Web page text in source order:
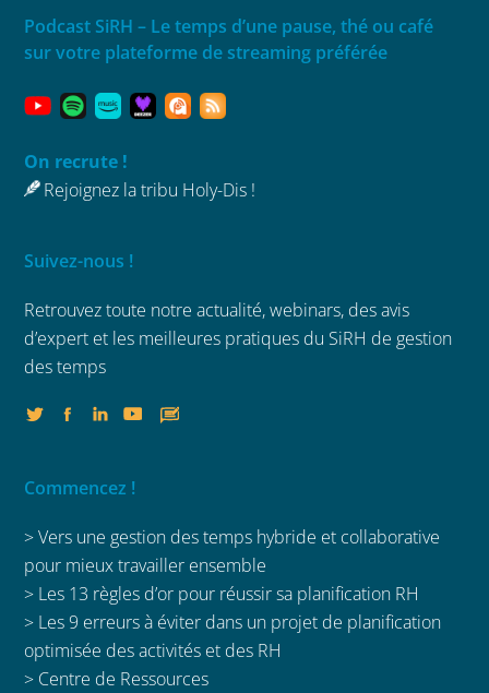
Podcast SiRH – Le temps d’une pause, thé ou café
sur votre plateforme de streaming préférée
On recrute !
Rejoignez la tribu Holy-Dis !
Suivez-nous !
Retrouvez toute notre actualité, webinars, des avis
d’expert et les meilleures pratiques du SiRH de gestion
des temps
Commencez !
> Vers une gestion des temps hybride et collaborative
pour mieux travailler ensemble
> Les 13 règles d’or pour réussir sa planification RH
> Les 9 erreurs à éviter dans un projet de planification
optimisée des activités et des RH
> Centre de Ressources